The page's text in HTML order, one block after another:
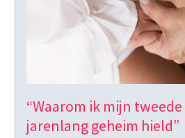
“Waarom ik mijn
jarenlang geheim hield”